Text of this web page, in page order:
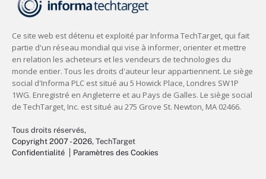
Tous droits réservés,
Copyright 2007 - 2026, TechTarget
Confidentialité
Paramètres des Cookies